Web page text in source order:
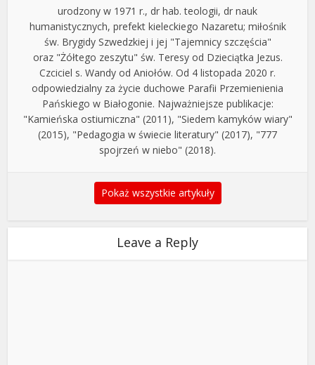
urodzony w 1971 r., dr hab. teologii, dr nauk
humanistycznych, prefekt kieleckiego Nazaretu; miłośnik
św. Brygidy Szwedzkiej i jej "Tajemnicy szczęścia"
oraz "Żółtego zeszytu" św. Teresy od Dzieciątka Jezus.
Czciciel s. Wandy od Aniołów. Od 4 listopada 2020 r.
odpowiedzialny za życie duchowe Parafii Przemienienia
Pańskiego w Białogonie. Najważniejsze publikacje:
"Kamieńska ostiumiczna" (2011), "Siedem kamyków wiary"
(2015), "Pedagogia w świecie literatury" (2017), "777
spojrzeń w niebo" (2018).
Pokaż wszystkie artykuły
Leave a Reply